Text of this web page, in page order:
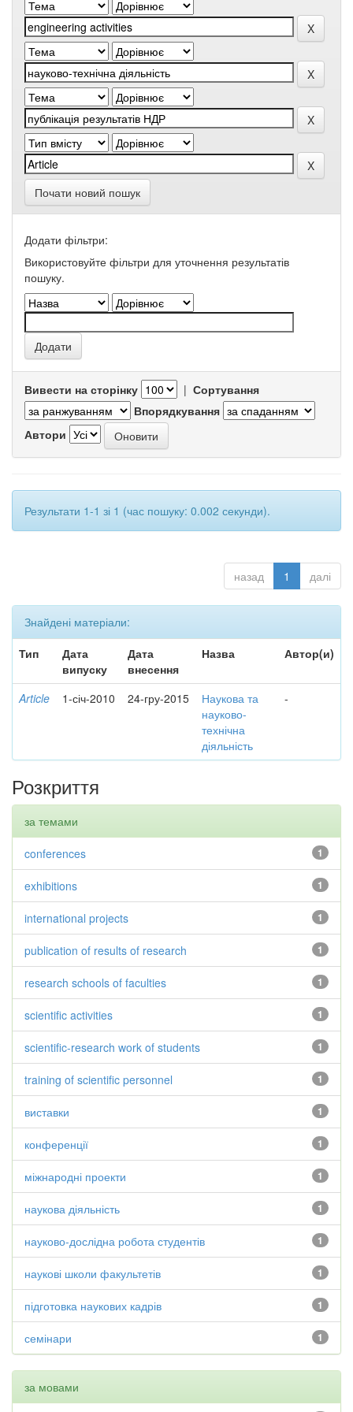
Почати новий пошук
Додати фільтри:
Використовуйте фільтри для уточнення результатів
пошуку.
Вивести на сторінку | Сортування
Впорядкування
Автори
Результати 1-1 зі 1 (час пошуку: 0.002 секунди).
назад 1 далі
Знайдені матеріали:
Тип
Дата
випуску
Дата
внесення
Назва Автор(и)
Article 1-січ-2010 24-гру-2015
Наукова та
науково-
технічна
діяльність
-
Розкриття
за темами
1
conferences
1
exhibitions
1
international projects
1
publication of results of research
1
research schools of faculties
1
scientific activities
1
scientific-research work of students
1
training of scientific personnel
1
виставки
1
конференції
1
міжнародні проекти
1
наукова діяльність
1
науково-дослідна робота студентів
1
наукові школи факультетів
1
підготовка наукових кадрів
1
семінари
за мовами